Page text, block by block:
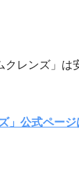
クレンズ」は
」公式ペー